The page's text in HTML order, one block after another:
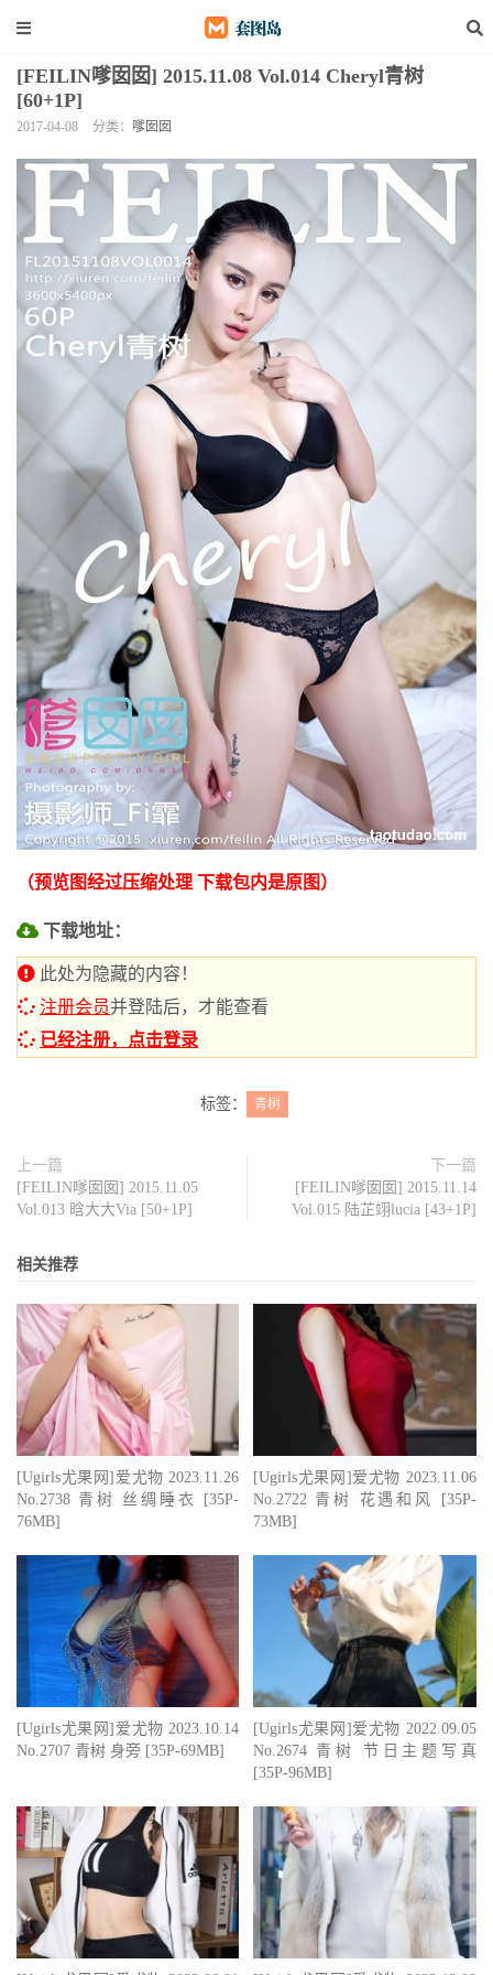
[FEILIN嗲囡囡] 2015.11.08 Vol.014 Cheryl青树
[60+1P]
2017-04-08 分类： 嗲囡囡
（预览图经过压缩处理 下载包内是原图）
下载地址：
此处为隐藏的内容！
注册会员并登陆后，才能查看
已经注册，点击登录
标签： 青树
上一篇
[FEILIN嗲囡囡] 2015.11.05
Vol.013 晗大大Via [50+1P]
下一篇
[FEILIN嗲囡囡] 2015.11.14
Vol.015 陆芷翊lucia [43+1P]
相关推荐
[Ugirls尤果网]爱尤物 2023.11.26
No.2738 青树 丝绸睡衣 [35P-
76MB]
[Ugirls尤果网]爱尤物 2023.11.06
No.2722 青树 花遇和风 [35P-
73MB]
[Ugirls尤果网]爱尤物 2023.10.14
No.2707 青树 身旁 [35P-69MB]
[Ugirls尤果网]爱尤物 2022.09.05
No.2674 青树 节日主题写真
[35P-96MB]